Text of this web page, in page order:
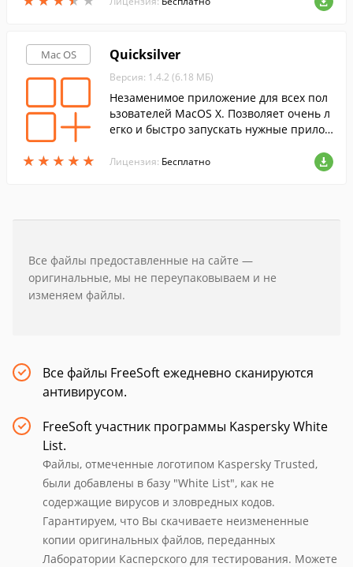
Mac OS
★ ★ ★ ★ ★
★ ★ ★ ★ ★
Quicksilver
Версия: 1.4.2 (6.18 МБ)
Незаменимое приложение для всех пол
ьзователей MacOS X. Позволяет очень л
егко и быстро запускать нужные прилож
Лицензия: Бесплатно
Все файлы предоставленные на сайте —
оригинальные, мы не переупаковываем и не
изменяем файлы.
Все файлы FreeSoft ежедневно сканируются
антивирусом.
FreeSoft участник программы Kaspersky White
List.
Файлы, отмеченные логотипом Kaspersky Trusted,
были добавлены в базу "White List", как не
содержащие вирусов и зловредных кодов.
Гарантируем, что Вы скачиваете неизмененные
копии оригинальных файлов, переданных
Лаборатории Касперского для тестирования. Можете